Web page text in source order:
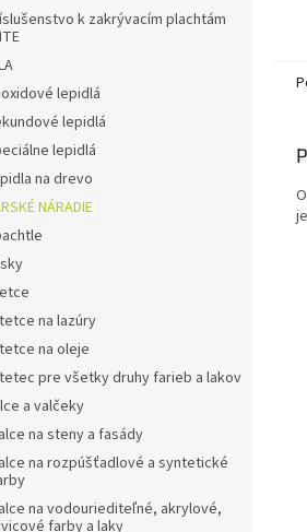
k zakrývacím plachtám
lepidlá
lepidlá
lepidlá
na drevo
NÁRADIE
na lazúry
na oleje
pre všetky druhy farieb a lakov
a valčeky
na steny a fasády
na rozpúšťadlové a syntetické
na vodouriediteľné, akrylové,
farby a laky